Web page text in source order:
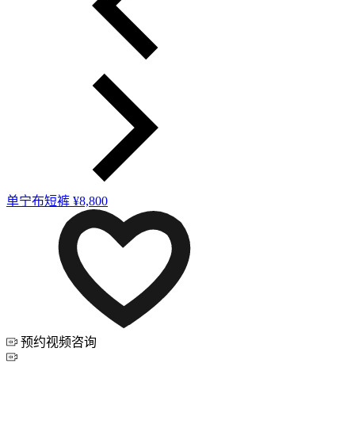
单宁布短裤 ¥8,800
预约视频咨询